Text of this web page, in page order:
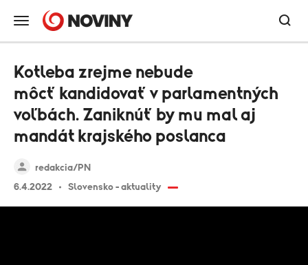
redakcia/PN
6.4.2022
Slovensko - aktuality
Kotleba zrejme nebude
môcť kandidovať v parlamentných
voľbách. Zaniknúť by mu mal aj
mandát krajského poslanca